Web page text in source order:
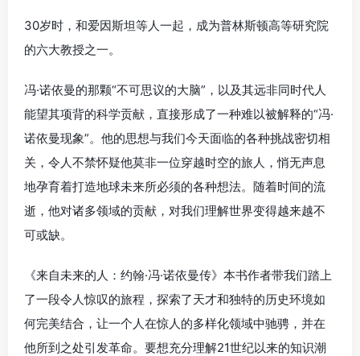
30岁时，和爱因斯坦等人一起，成为普林斯顿高等研究院
的六大教授之一。
冯·诺依曼的那颗“不可思议的大脑”，以及其远非同时代人
能望其项背的科学贡献，直接形成了一种难以被解释的“冯·
诺依曼现象”。他的思想与我们今天面临的各种挑战密切相
关，令人不禁怀疑他莫非一位穿越时空的旅人，悄无声息
地孕育着打造地球未来所必须的各种想法。随着时间的流
逝，他对诸多领域的贡献，对我们理解世界变得越来越不
可或缺。
《来自未来的人：约翰·冯·诺依曼传》本书作者带我们踏上
了一段令人惊叹的旅程，探索了天才和独特的历史环境如
何完美结合，让一个人在惊人的多样化领域中驰骋，并在
他所到之处引发革命。要想充分理解21世纪以来的知识潮